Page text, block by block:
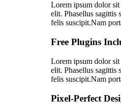
Lorem ipsum dolor sit
elit. Phasellus sagittis
felis suscipit.Nam
Free Plugins
Lorem ipsum dolor sit
elit. Phasellus sagittis
felis suscipit.Nam
Pixel-Perfect